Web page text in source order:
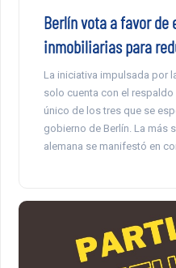
Berlín vota a favor de
inmobiliarias para
La iniciativa impulsada por
solo cuenta con el respaldo
único de los tres que se
gobierno de Berlín. La más
alemana se manifestó en